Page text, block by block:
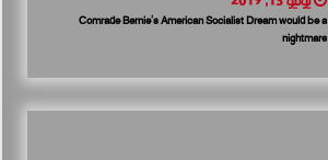
Comrade Bernie’s American Socialist Dream would be a
nightmare